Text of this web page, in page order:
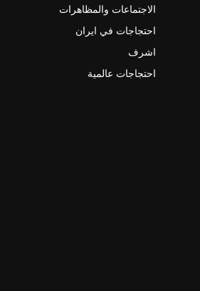
الاجتماعات والمظاهرات
احتجاجات في ايران
اشرف
احتجاجات عالمية